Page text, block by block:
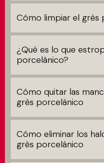
Cómo limpiar el grès
¿Qué es lo que
porcelánico?
Cómo quitar las
grès porcelánico
Cómo eliminar los
grès porcelánico